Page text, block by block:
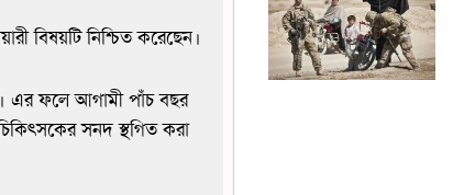
বিষয়টি নিশ্চিত করেছেন।
এর ফলে আগামী পাঁচ বছর
সনদ স্থগিত করা